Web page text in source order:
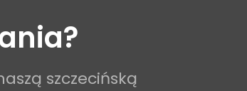
szczecińską